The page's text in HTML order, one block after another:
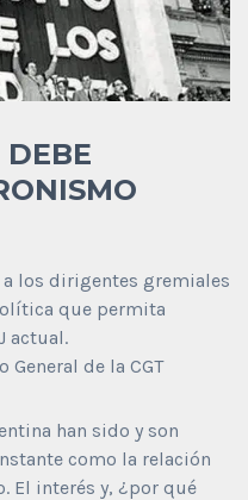
a los dirigentes gremiales
que permita
actual.
General de la CGT
han sido y son
como la relación
El interés y, ¿por qué